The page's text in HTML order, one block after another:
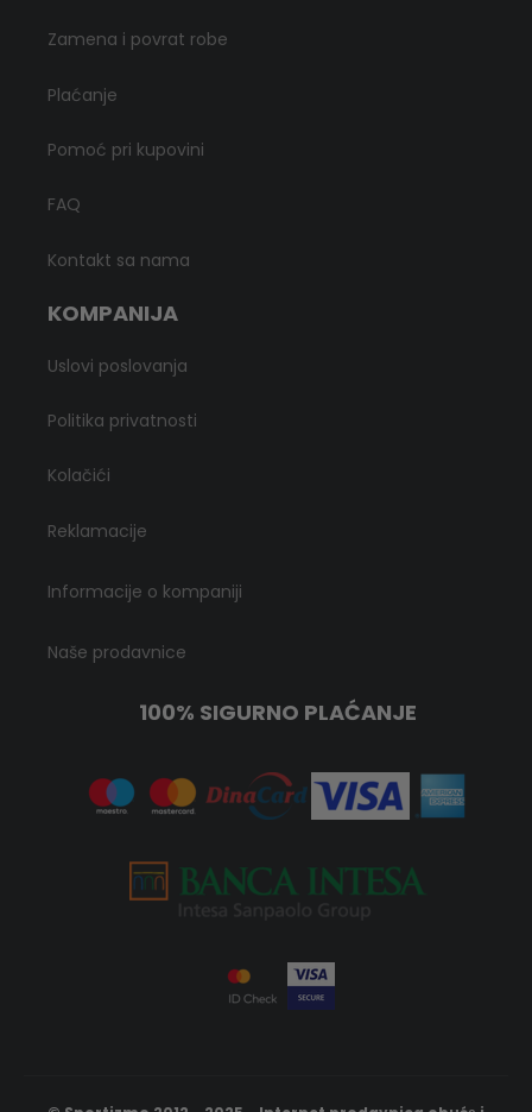
Zamena i povrat robe
Plaćanje
Pomoć pri kupovini
FAQ
Kontakt sa nama
KOMPANIJA
Uslovi poslovanja
Politika privatnosti
Kolačići
Reklamacije
Informacije o kompaniji
Naše prodavnice
100% SIGURNO PLAĆANJE